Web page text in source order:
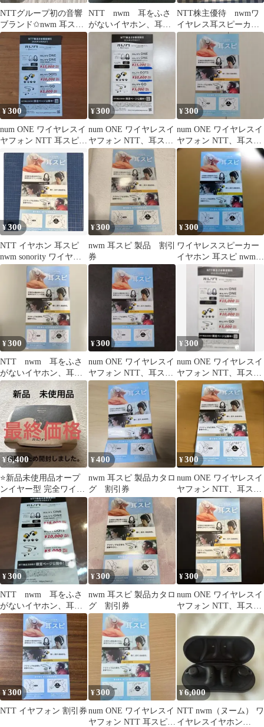
NTTグループ初の音響
ブランド✩nwm 耳スピ
の限定割引 急ぎにも対
応します
NTT nwm 耳をふさ
がないイヤホン、耳ス
ピ 限定割引券
NTT株主優待 nwmワ
イヤレス耳スピーカ
ー 特別割引 最新
¥300
num ONE ワイヤレスイ
ヤフォン NTT 耳スピ限
定割引券
¥300
num ONE ワイヤレスイ
ヤフォン NTT、耳スピ
限定割引券
¥300
num ONE ワイヤレスイ
ヤフォン NTT、耳スピ
限定割引券
¥300
NTT イヤホン 耳スピ
nwm sonority ワイヤレ
ス スピーカー チラ
¥300
nwm 耳スピ 製品 割引
券
¥300
ワイヤレススピーカー
イヤホン 耳スピ nwm
NTT 割引券
¥300
NTT nwm 耳をふさ
がないイヤホン、耳ス
ピ 限定割引券
¥300
num ONE ワイヤレスイ
ヤフォン NTT、耳スピ
限定割引券
¥300
num ONE ワイヤレスイ
ヤフォン NTT、耳スピ
限定割引券
¥6,400
⭐️新品未使用品オープ
ンイヤー型 完全ワイヤ
レス 耳スピーカーnwm
MBE001
¥400
nwm 耳スピ 製品カタロ
グ 割引券
¥300
num ONE ワイヤレスイ
ヤフォン NTT、耳スピ
限定割引券
¥300
NTT nwm 耳をふさ
がないイヤホン、耳ス
ピ 限定割引券
¥300
nwm 耳スピ 製品カタロ
グ 割引券
¥300
num ONE ワイヤレスイ
ヤフォン NTT、耳スピ
限定割引券
¥300
NTT イヤフォン 割引券
¥300
num ONE ワイヤレスイ
ヤフォン NTT 耳スピ限
¥6,000
NTT nwm（ヌーム） ワ
イヤレスイヤホン